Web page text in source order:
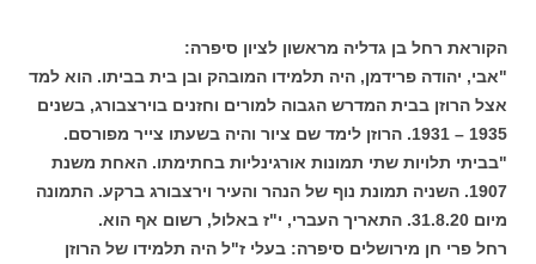
הקוראת רחל בן גדליה מראשון לציון סיפרה:
"אבי, יהודה פרידמן, היה תלמידו המובהק ובן בית בביתו. הוא למד
אצל הרוזן בבית המדרש הגבוה למורים וחזנים בוירצבורג, בשנים
1935 – 1931. הרוזן לימד שם ציור והיה בשעתו צייר מפורסם.
"בביתי תלויות שתי תמונות אורגינליות בחתימתו. האחת משנת
1907. השניה תמונת נוף של הנהר והעיר וירצבורג ברקע. התמונה
מיום 31.8.20. התאריך העברי, י"ז באלול, רשום אף הוא.
רחל פרי חן מירושלים סיפרה: בעלי ז"ל היה תלמידו של הרוזן